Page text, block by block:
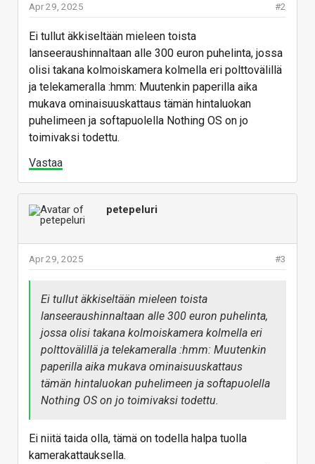
#2
Apr 29, 2025
Ei tullut äkkiseltään mieleen toista
lanseeraushinnaltaan alle 300 euron puhelinta, jossa
olisi takana kolmoiskamera kolmella eri polttovälillä
ja telekameralla :hmm: Muutenkin paperilla aika
mukava ominaisuuskattaus tämän hintaluokan
puhelimeen ja softapuolella Nothing OS on jo
toimivaksi todettu.
Vastaa
petepeluri
#3
Apr 29, 2025
Ei tullut äkkiseltään mieleen toista
lanseeraushinnaltaan alle 300 euron puhelinta,
jossa olisi takana kolmoiskamera kolmella eri
polttovälillä ja telekameralla :hmm: Muutenkin
paperilla aika mukava ominaisuuskattaus
tämän hintaluokan puhelimeen ja softapuolella
Nothing OS on jo toimivaksi todettu.
Ei niitä taida olla, tämä on todella halpa tuolla
kamerakattauksella.